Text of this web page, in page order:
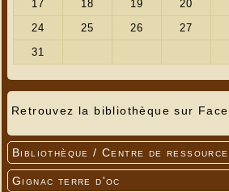
Retrouvez la bibliothèque sur
Bibliothèque / Centre de
Gignac terre d'oc